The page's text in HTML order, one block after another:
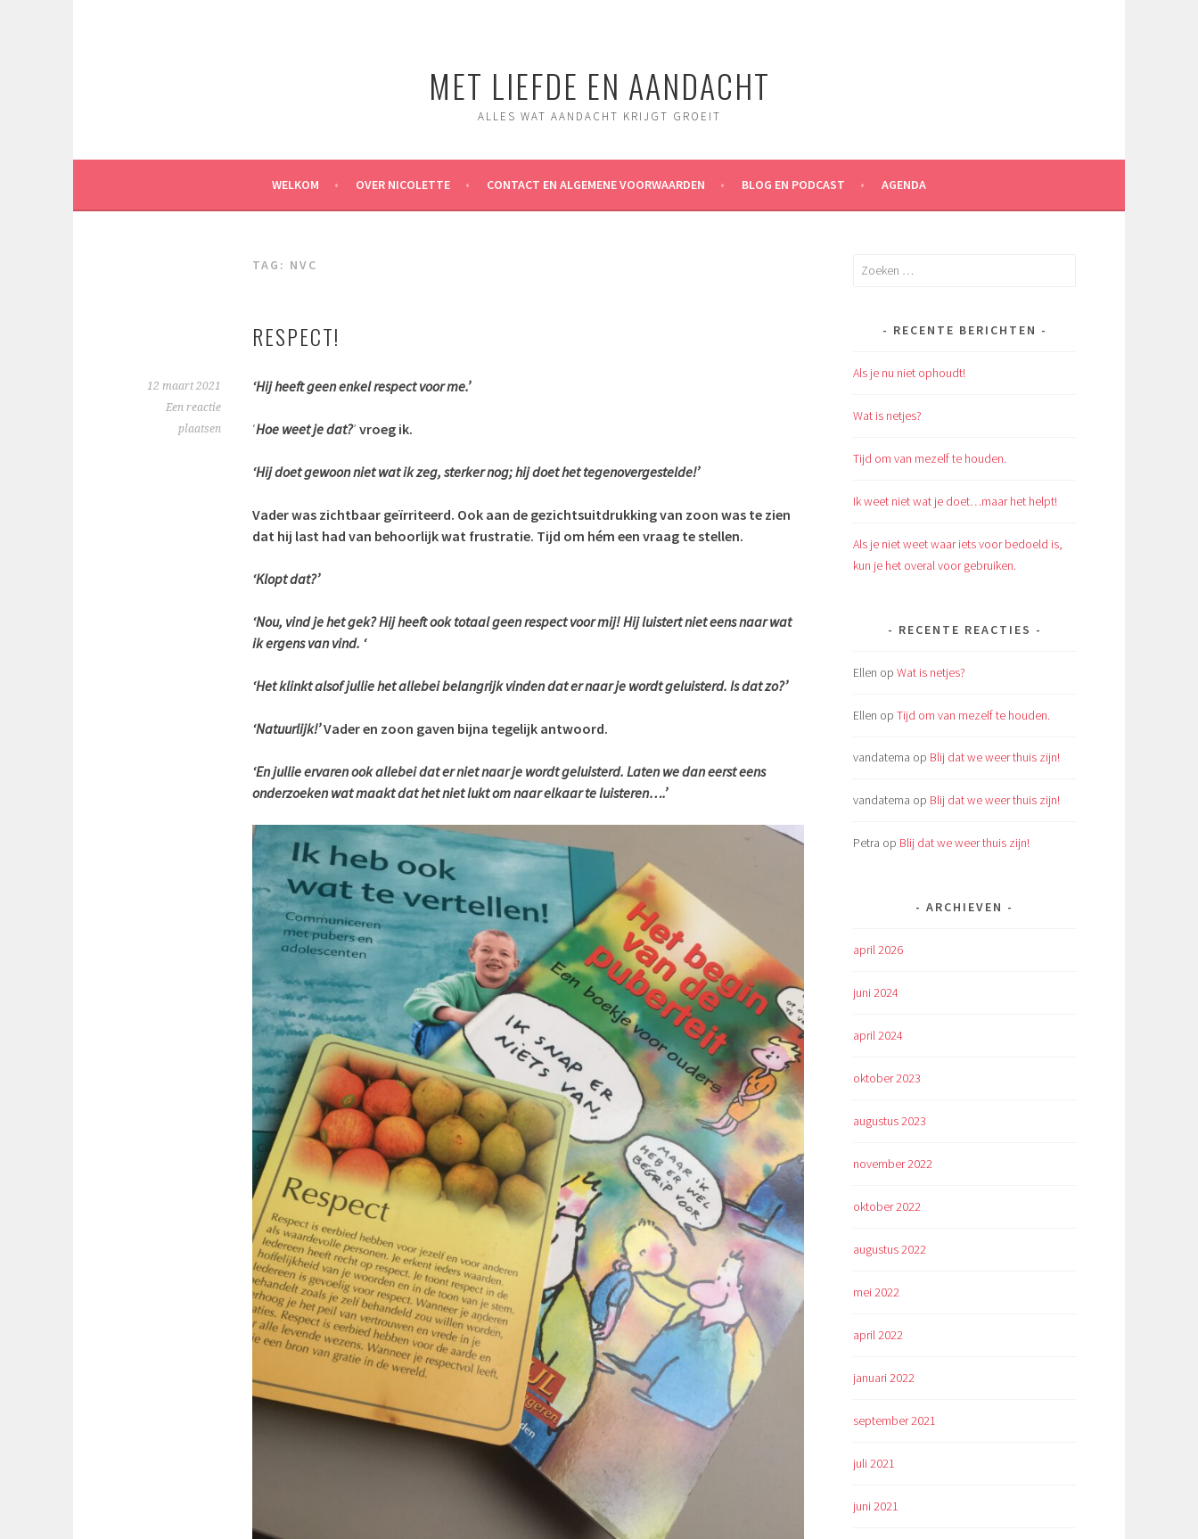
MET LIEFDE EN AANDACHT
ALLES WAT AANDACHT KRIJGT GROEIT
WELKOM OVER NICOLETTE CONTACT EN ALGEMENE VOORWAARDEN BLOG EN PODCAST AGENDA
TAG: NVC
RESPECT!
12 maart 2021
Een reactie
plaatsen
‘Hij heeft geen enkel respect voor me.’
‘Hoe weet je dat?’ vroeg ik.
‘Hij doet gewoon niet wat ik zeg, sterker nog; hij doet het tegenovergestelde!’
Vader was zichtbaar geïrriteerd. Ook aan de gezichtsuitdrukking van zoon was te zien
dat hij last had van behoorlijk wat frustratie. Tijd om hém een vraag te stellen.
‘Klopt dat?’
‘Nou, vind je het gek? Hij heeft ook totaal geen respect voor mij! Hij luistert niet eens naar wat
ik ergens van vind. ‘
‘Het klinkt alsof jullie het allebei belangrijk vinden dat er naar je wordt geluisterd. Is dat zo?’
‘Natuurlijk!’Vader en zoon gaven bijna tegelijk antwoord.
‘En jullie ervaren ook allebei dat er niet naar je wordt geluisterd. Laten we dan eerst eens
onderzoeken wat maakt dat het niet lukt om naar elkaar te luisteren….’
Zoeken
RECENTE BERICHTEN
Als je nu niet ophoudt!
Wat is netjes?
Tijd om van mezelf te houden.
Ik weet niet wat je doet…maar het helpt!
Als je niet weet waar iets voor bedoeld is,
kun je het overal voor gebruiken.
RECENTE REACTIES
Ellen op Wat is netjes?
Ellen op Tijd om van mezelf te houden.
vandatema op Blij dat we weer thuis zijn!
vandatema op Blij dat we weer thuis zijn!
Petra op Blij dat we weer thuis zijn!
ARCHIEVEN
april 2026
juni 2024
april 2024
oktober 2023
augustus 2023
november 2022
oktober 2022
augustus 2022
mei 2022
april 2022
januari 2022
september 2021
juli 2021
juni 2021